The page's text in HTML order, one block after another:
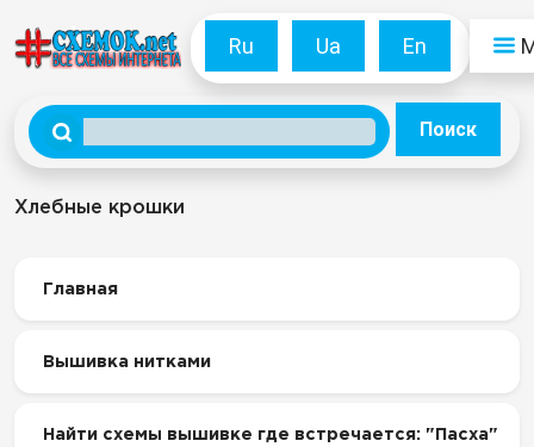
Ru Ua En
Поиск
Хлебные крошки
Главная
Вышивка нитками
Найти схемы вышивке где встречается: "Пасха"